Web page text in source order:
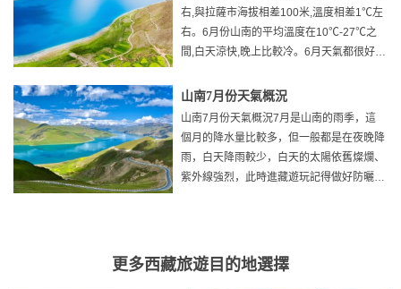
右,與拉薩市海拔相差100米,溫度相差1℃左
右。6月份山南的平均溫度在10℃-27℃之
間,白天涼快,晚上比較冷。6月天氣都很好，
山南7月份天氣概況
山南7月份天氣概況7月是山南的雨季，這
個月的降水量比較多，但一般都是在夜晚降
雨，白天降雨較少，白天的太陽依舊燦爛、
紫外線強烈，此時進藏遊玩記得做好防曬措
更多西藏旅遊目的地選擇